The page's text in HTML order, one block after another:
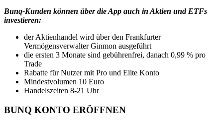
Bunq-Kunden können über die App auch in Aktien und ETFs
investieren:
der Aktienhandel wird über den Frankfurter
Vermögensverwalter Ginmon ausgeführt
die ersten 3 Monate sind gebührenfrei, danach 0,99 % pro
Trade
Rabatte für Nutzer mit Pro und Elite Konto
Mindestvolumen 10 Euro
Handelszeiten 8-21 Uhr
BUNQ KONTO ERÖFFNEN